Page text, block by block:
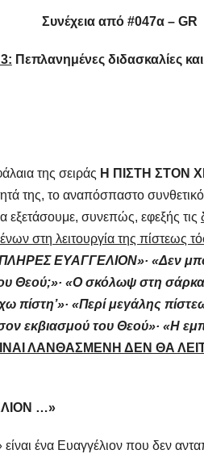
Συνέχεια από #047α – GR
Πεπλανημένες διδασκαλίες
της σειράς Η ΠΙΣΤΗ ΣΤΟΝ
της, το αναπόσπαστο
εξετάσουμε, συνεπώς, εφεξής τις
στη λειτουργία της πίστεως
ΠΛΗΡΕΣ ΕΥΑΓΓΕΛΙΟΝ»· «Δεν
Θεού;»· «Ο σκόλωψ στη
πίστη’»· «Περί μεγάλης
εκβιασμού του Θεού»· «Η
ΛΑΝΘΑΣΜΕΝΗ ΔΕΝ ΘΑ
…»
ένα Ευαγγέλιον που δεν